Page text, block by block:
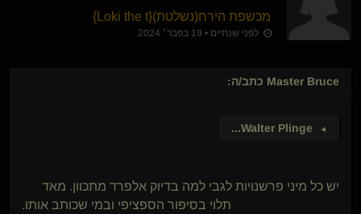
מכשפת הירח​(נשלטת)​{
Loki the t
}
לפני שנתיים • 19 בפבר׳ 2024
Master Bruce כתב/ה:
►
Walter Plinge
...
יש כל מיני פרשנויות לגבי למה בדיוק אלפרד מתכוון. מאד
תלוי בסיפור הספציפי ובמי שכותב אותו.